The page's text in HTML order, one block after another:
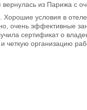
из Парижа с
условия в
очень эффективные
сертификат о
четкую организацию